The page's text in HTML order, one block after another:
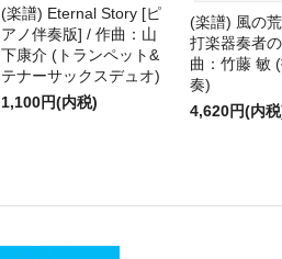
(楽譜) Eternal Story [ピ
アノ伴奏版] / 作曲：山
下康介 (トランペット&
テナーサックスデュオ)
1,100円(内税)
(楽譜) 風の
打楽器奏者
曲：竹藤 敏
奏)
4,620円(内